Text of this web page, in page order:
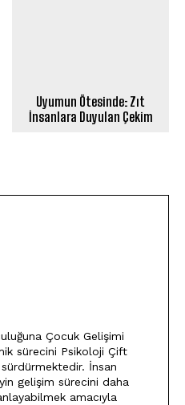
Uyumun Ötesinde: Zıt
İnsanlara Duyulan Çekim
Çocuk Gelişimi
sürecini Psikoloji Çift
İnsan
gelişim sürecini daha
amacıyla